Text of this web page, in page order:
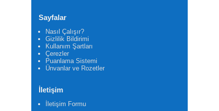
Sayfalar
Nasıl Çalışır?
Gizlilik Bildirimi
Kullanım Şartları
Çerezler
Puanlama Sistemi
Ünvanlar ve Rozetler
İletişim
İletişim Formu